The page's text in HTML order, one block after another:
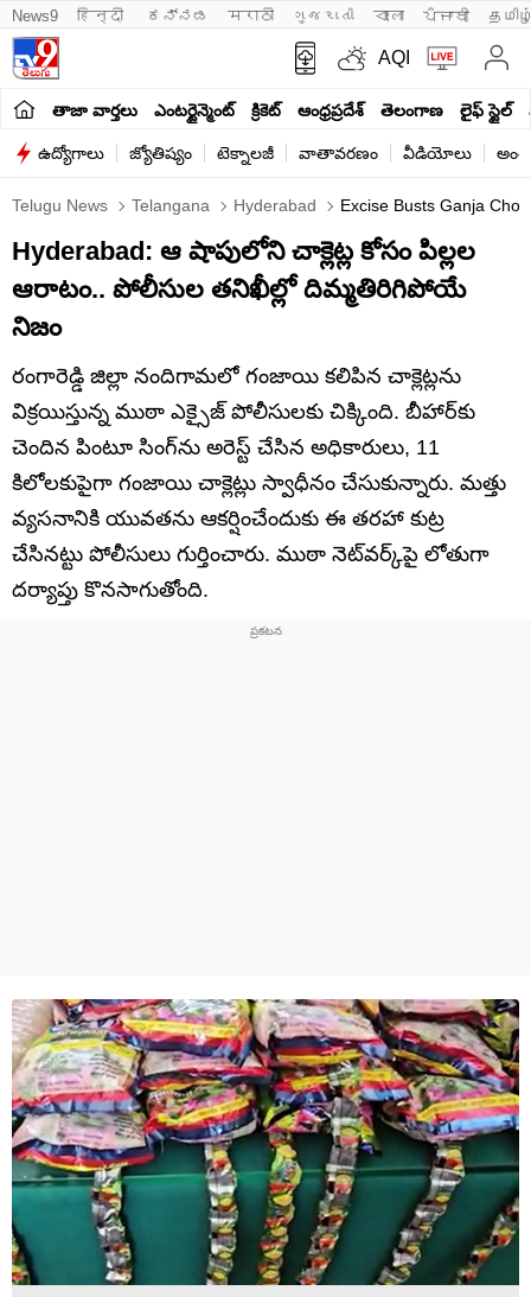
News9 हिन्दी ಕನ್ನಡ मराठी ગુજરાતી বাংলা ਪੰਜਾਬੀ
AQI
తాజా వార్తలు ఎంటర్టైన్మెంట్ క్రికెట్ ఆంధ్రప్రదేశ్ తెలంగాణ లైఫ్ స్టైల్
ఉద్యోగాలు జ్యోతిష్యం టెక్నాలజీ వాతావరణం వీడియోలు
Telugu News Telangana Hyderabad Excise Busts Ganja
Hyderabad: ఆ షాపులోని చాక్లెట్ల కోసం పిల్లల
ఆరాటం.. పోలీసుల తనిఖీల్లో దిమ్మతిరిగిపోయే
నిజం
రంగారెడ్డి జిల్లా నందిగామలో గంజాయి కలిపిన చాక్లెట్లను
విక్రయిస్తున్న ముఠా ఎక్సైజ్ పోలీసులకు చిక్కింది. బీహార్‌కు
చెందిన పింటూ సింగ్‌ను అరెస్ట్ చేసిన అధికారులు, 11
కిలోలకుపైగా గంజాయి చాక్లెట్లు స్వాధీనం చేసుకున్నారు. మత్తు
వ్యసనానికి యువతను ఆకర్షించేందుకు ఈ తరహా కుట్ర
చేసినట్టు పోలీసులు గుర్తించారు. ముఠా నెట్‌వర్క్‌పై లోతుగా
దర్యాప్తు కొనసాగుతోంది.